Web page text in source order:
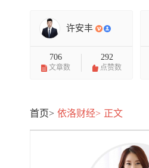
许安丰
706
文章数
292
点赞数
首页> 依洛财经> 正文